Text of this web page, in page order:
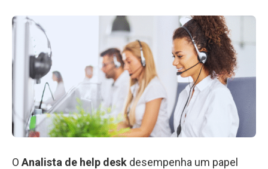
O Analista de help desk desempenha um papel